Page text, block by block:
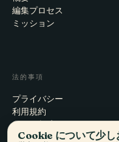
編集プロセス
ミッション
法的事項
プライバシー
利用規約
Cookie設定
アカウント削除
Cookie について少し